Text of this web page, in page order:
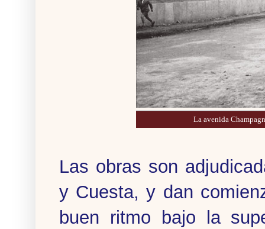
La avenida
Las obras son
y Cuesta, y dan
buen ritmo bajo la